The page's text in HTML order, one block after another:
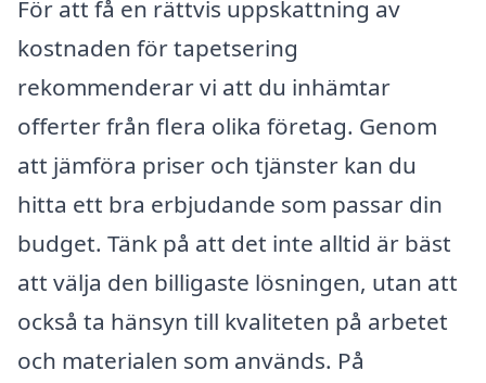
För att få en rättvis uppskattning av
kostnaden för tapetsering
rekommenderar vi att du inhämtar
offerter från flera olika företag. Genom
att jämföra priser och tjänster kan du
hitta ett bra erbjudande som passar din
budget. Tänk på att det inte alltid är bäst
att välja den billigaste lösningen, utan att
också ta hänsyn till kvaliteten på arbetet
och materialen som används. På